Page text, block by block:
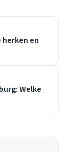
en
Welke